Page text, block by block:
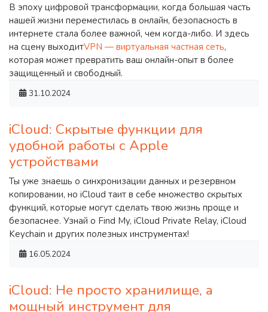
В эпоху цифровой трансформации, когда большая часть
нашей жизни переместилась в онлайн, безопасность в
интернете стала более важной, чем когда-либо. И здесь
на сцену выходитVPN — виртуальная частная сеть,
которая может превратить ваш онлайн-опыт в более
защищенный и свободный.
31.10.2024
iCloud: Скрытые функции для
удобной работы с Apple
устройствами
Ты уже знаешь о синхронизации данных и резервном
копировании, но iCloud таит в себе множество скрытых
функций, которые могут сделать твою жизнь проще и
безопаснее. Узнай о Find My, iCloud Private Relay, iCloud
Keychain и других полезных инструментах!
16.05.2024
iCloud: Не просто хранилище, а
мощный инструмент для